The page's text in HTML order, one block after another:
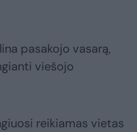
pasakojo vasarą,
viešojo
reikiamas vietas